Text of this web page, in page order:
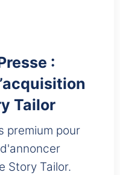
:
Tailor
premium pour
Story Tailor.